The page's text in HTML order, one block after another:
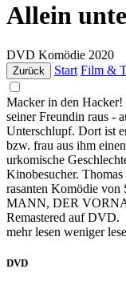
Allein
DVD Komödie 2020
Zurück Start Film &
Macker in den
seiner Freundin raus -
Unterschlupf. Dort ist
bzw. frau aus ihm
urkomische
Kinobesucher.
rasanten Komödie
MANN, DER
Remastered auf DVD.
mehr lesen weniger
DVD